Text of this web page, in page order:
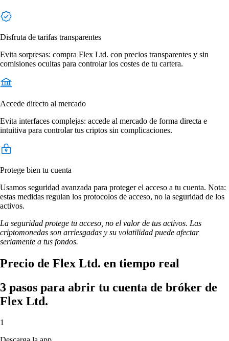
Disfruta de tarifas transparentes
Evita sorpresas: compra Flex Ltd. con precios transparentes y sin
comisiones ocultas para controlar los costes de tu cartera.
Accede directo al mercado
Evita interfaces complejas: accede al mercado de forma directa e
intuitiva para controlar tus criptos sin complicaciones.
Protege bien tu cuenta
Usamos seguridad avanzada para proteger el acceso a tu cuenta. Nota:
estas medidas regulan los protocolos de acceso, no la seguridad de los
activos.
La seguridad protege tu acceso, no el valor de tus activos. Las
criptomonedas son arriesgadas y su volatilidad puede afectar
seriamente a tus fondos.
Precio de Flex Ltd. en tiempo real
3 pasos para abrir tu cuenta de bróker de
Flex Ltd.
1